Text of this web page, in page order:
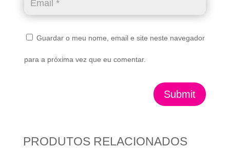
Guardar o meu nome, email e site neste navegador
para a próxima vez que eu comentar.
Submit
PRODUTOS RELACIONADOS